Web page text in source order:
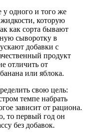
у одного и того же
которую
как сорта бывают
сыворотку в
добавки с
продукт
отличить от
или яблока.
свою цель:
темпе набрать
зависит от рациона.
то первый год он
без добавок.